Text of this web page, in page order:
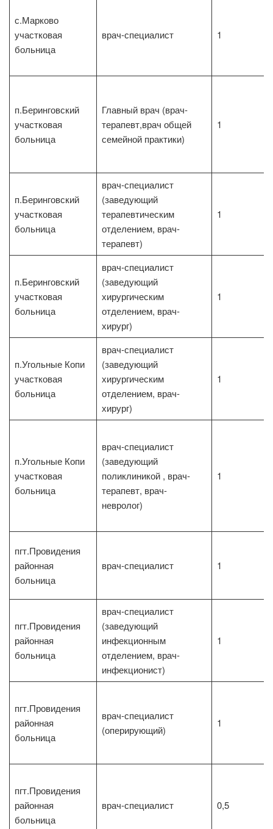
с.Марково
участковая
больница
врач-специалист 1
п.Беринговский
участковая
больница
Главный врач (врач-
терапевт,врач общей
семейной практики)
1
п.Беринговский
участковая
больница
врач-специалист
(заведующий
терапевтическим
отделением, врач-
терапевт)
1
п.Беринговский
участковая
больница
врач-специалист
(заведующий
хирургическим
отделением, врач-
хирург)
1
п.Угольные Копи
участковая
больница
врач-специалист
(заведующий
хирургическим
отделением, врач-
хирург)
1
п.Угольные Копи
участковая
больница
врач-специалист
(заведующий
поликлиникой , врач-
терапевт, врач-
невролог)
1
пгт.Провидения
районная
больница
врач-специалист 1
пгт.Провидения
районная
больница
врач-специалист
(заведующий
инфекционным
отделением, врач-
инфекционист)
1
пгт.Провидения
районная
больница
врач-специалист
(оперирующий)
1
пгт.Провидения
районная
больница
врач-специалист 0,5